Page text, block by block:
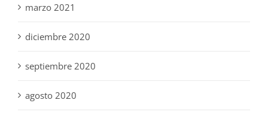
marzo 2021
diciembre 2020
septiembre 2020
agosto 2020